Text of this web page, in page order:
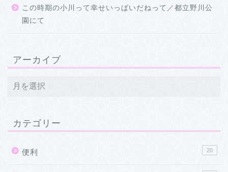
この時期の小川って幸せいっぱいだねって／都立野川公
園にて
アーカイブ
カテゴリー
便利 20